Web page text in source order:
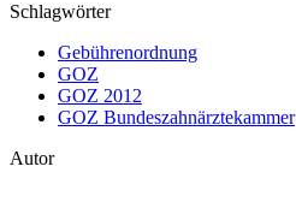
Schlagwörter
Gebührenordnung
GOZ
GOZ 2012
GOZ Bundeszahnärztekammer
Autor